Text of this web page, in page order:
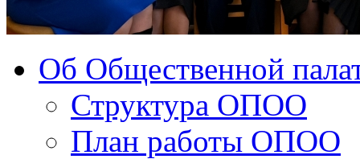
Об Общественной
Структура ОПОО
План работы ОПОО